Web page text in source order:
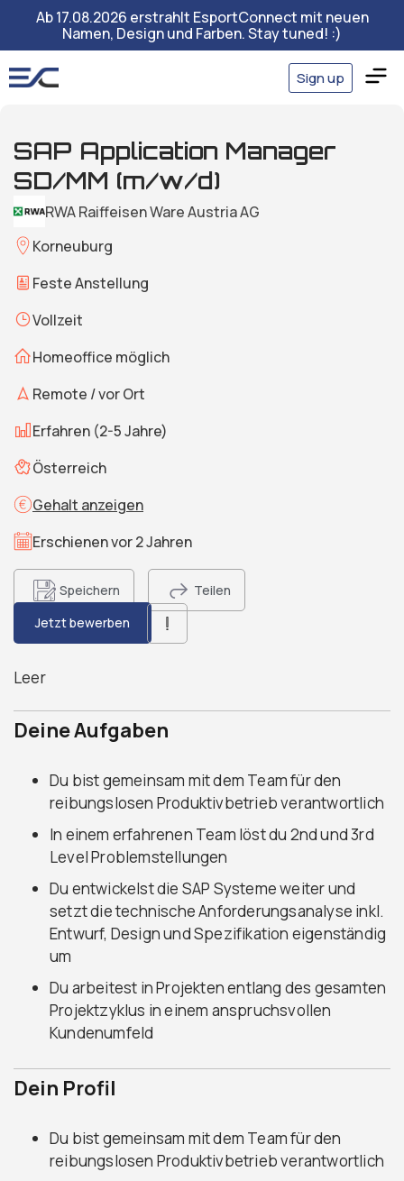
Ab 17.08.2026 erstrahlt EsportConnect mit neuen
Namen, Design und Farben. Stay tuned! :)
Sign up
SAP Application Manager
SD/MM (m/w/d)
RWA Raiffeisen Ware Austria AG
Korneuburg
Feste Anstellung
Vollzeit
Homeoffice möglich
Remote / vor Ort
Erfahren (2-5 Jahre)
Österreich
Gehalt anzeigen
Erschienen vor 2 Jahren
Speichern
Teilen
Jetzt bewerben
Leer
Deine Aufgaben
Du bist gemeinsam mit dem Team für den
reibungslosen Produktivbetrieb verantwortlich
In einem erfahrenen Team löst du 2nd und 3rd
Level Problemstellungen
Du entwickelst die SAP Systeme weiter und
setzt die technische Anforderungsanalyse inkl.
Entwurf, Design und Spezifikation eigenständig
um
Du arbeitest in Projekten entlang des gesamten
Projektzyklus in einem anspruchsvollen
Kundenumfeld
Dein Profil
Du bist gemeinsam mit dem Team für den
reibungslosen Produktivbetrieb verantwortlich